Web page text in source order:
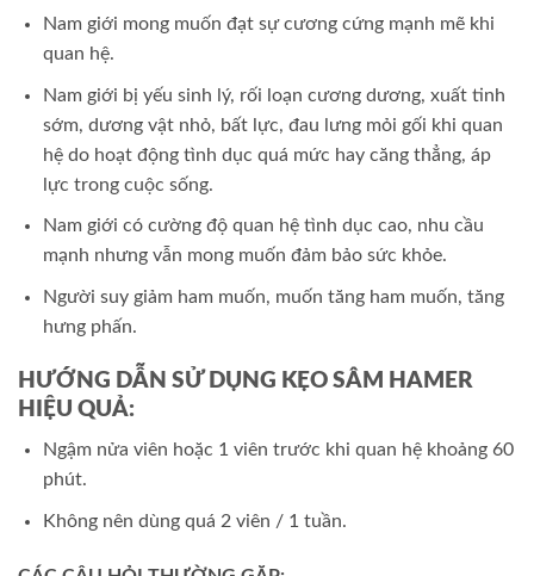
Nam giới mong muốn đạt sự cương cứng mạnh mẽ khi
quan hệ.
Nam giới bị yếu sinh lý, rối loạn cương dương, xuất tinh
sớm, dương vật nhỏ, bất lực, đau lưng mỏi gối khi quan
hệ do hoạt động tình dục quá mức hay căng thẳng, áp
lực trong cuộc sống.
Nam giới có cường độ quan hệ tình dục cao, nhu cầu
mạnh nhưng vẫn mong muốn đảm bảo sức khỏe.
Người suy giảm ham muốn, muốn tăng ham muốn, tăng
hưng phấn.
HƯỚNG DẪN SỬ DỤNG KẸO SÂM HAMER
HIỆU QUẢ:
Ngậm nửa viên hoặc 1 viên trước khi quan hệ khoảng 60
phút.
Không nên dùng quá 2 viên / 1 tuần.